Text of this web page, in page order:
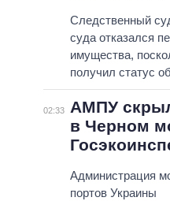
Следственный
суда отказался
имущества,
получил статус
02:33
АМПУ
в Черном
Администрация
портов Украины